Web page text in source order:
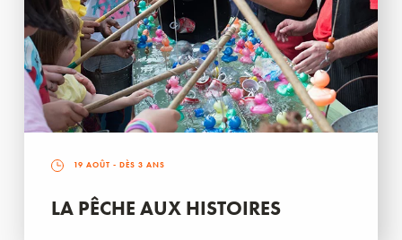
19 AOÛT - DÈS 3 ANS
LA PÊCHE AUX HISTOIRES